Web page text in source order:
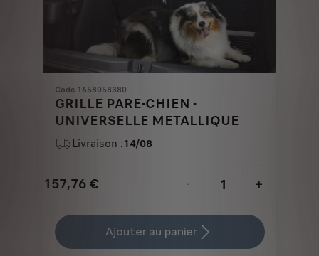
Code 1658058380
GRILLE PARE-CHIEN -
UNIVERSELLE METALLIQUE
Livraison :14/08
157,76 €
Price
157,76
-
+
Quantity
updated
Ajouter au panier